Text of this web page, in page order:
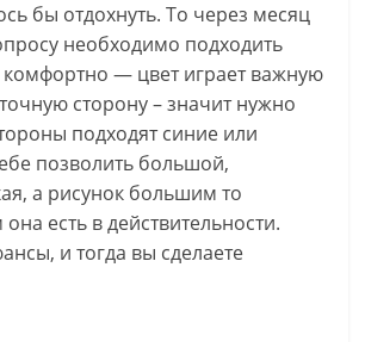
бы отдохнуть. То через месяц
необходимо подходить
— цвет играет важную
сторону – значит нужно
подходят синие или
позволить большой,
а рисунок большим то
есть в действительности.
и тогда вы сделаете